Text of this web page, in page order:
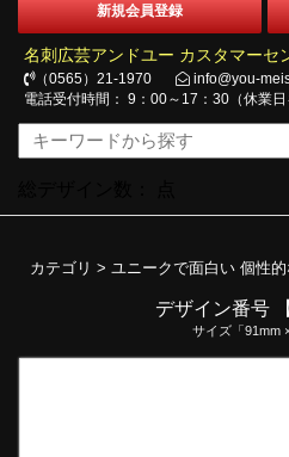
新規会員登録
名刺広芸アンドユー カスタマーセ
（0565）21-1970
info@you-
電話受付時間： 9：00～17：30（休業日
カテゴリ > ユニークで面白い 個性
デザイン番号
サイズ「91mm